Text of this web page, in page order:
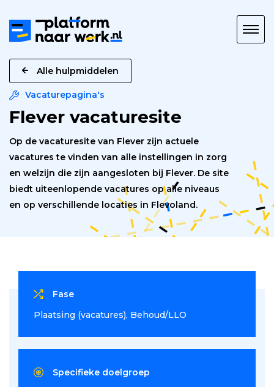
naar
Werk
Alle hulpmiddelen
Vacaturepagina's
Flever vacaturesite
Op de vacaturesite van Flever zijn actuele
vacatures te vinden van alle instellingen in zorg
en welzijn die zijn aangesloten bij Flever. De site
biedt uiteenlopende vacatures op alle niveaus
en op verschillende locaties in Flevoland.
Fase
Plaatsing (vacatures) Behoud/LLO
Specifieke doelgroep